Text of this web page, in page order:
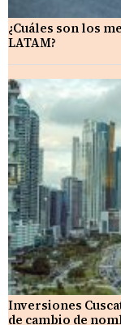
¿Cuáles son los
LATAM?
Inversiones
de cambio de